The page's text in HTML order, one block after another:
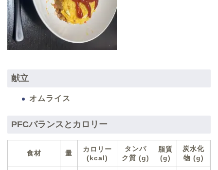
献立
オムライス
PFCバランスとカロリー
食材 量
カロリー
(kcal)
タンパ
ク質 (g)
脂質
(g)
炭水化
物 (g)